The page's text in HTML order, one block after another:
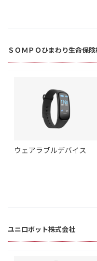
ＳＯＭＰＯひまわり生命保
ウェアラブルデバイス
ユニロボット株式会社